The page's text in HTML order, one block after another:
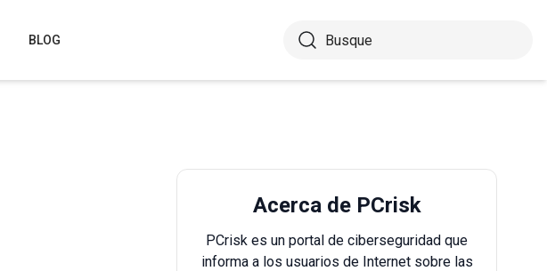
BLOG
Acerca de PCrisk
PCrisk es un portal de ciberseguridad que
informa a los usuarios de Internet sobre las